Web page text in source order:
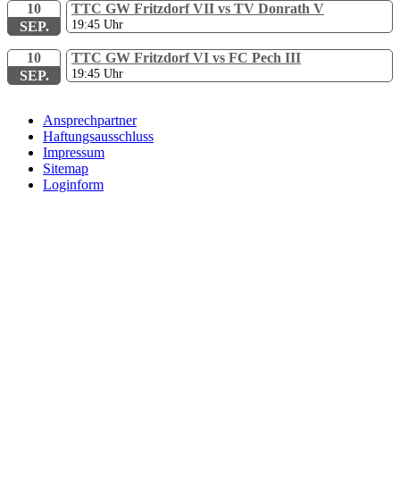
10
SEP.
TTC GW Fritzdorf VII vs TV Donrath V
19:45 Uhr
10
SEP.
TTC GW Fritzdorf VI vs FC Pech III
19:45 Uhr
Ansprechpartner
Haftungsausschluss
Impressum
Sitemap
Loginform